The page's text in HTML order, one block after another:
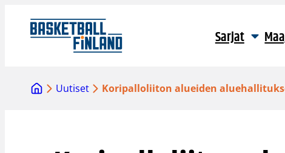
sisältöön
Sarjat
Uutiset Koripalloliiton alueiden